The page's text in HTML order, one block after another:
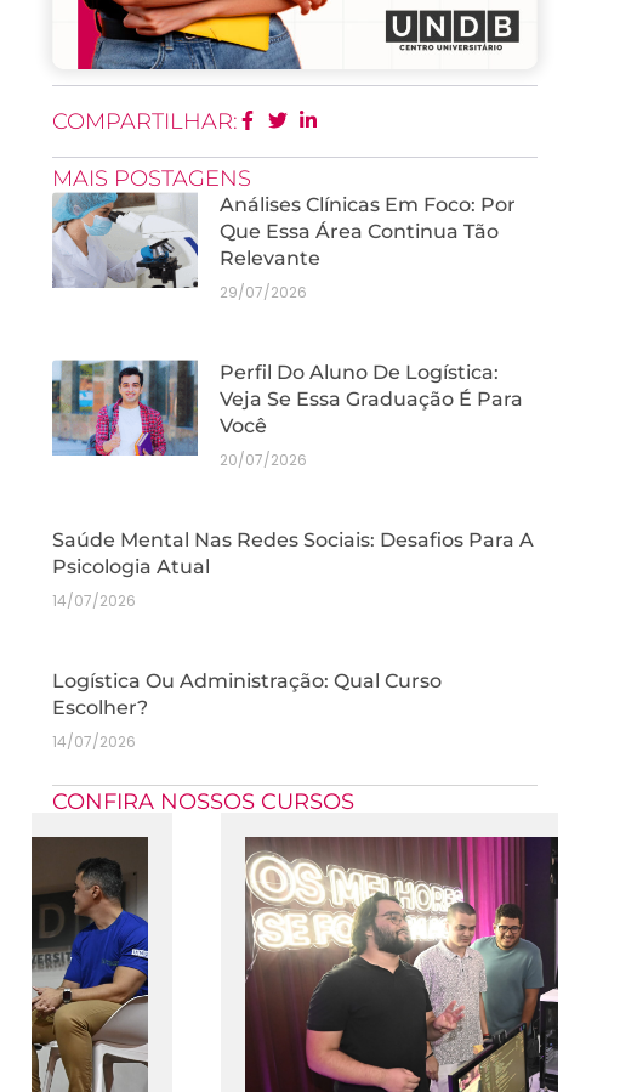
COMPARTILHAR:
MAIS POSTAGENS
Análises Clínicas Em Foco: Por
Que Essa Área Continua Tão
Relevante
29/07/2026
Perfil Do Aluno De Logística:
Veja Se Essa Graduação É Para
Você
20/07/2026
Saúde Mental Nas Redes Sociais: Desafios Para A
Psicologia Atual
14/07/2026
Logística Ou Administração: Qual Curso
Escolher?
14/07/2026
CONFIRA NOSSOS CURSOS